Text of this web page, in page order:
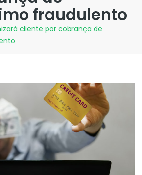
fraudulento
cliente por cobrança de